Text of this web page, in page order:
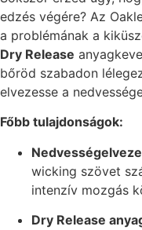
edzés végére? Az
a problémának a
Dry Release
bőröd szabadon
elvezesse a
Főbb tulajdonságok:
wicking szövet
intenzív mozgás
Dry Release